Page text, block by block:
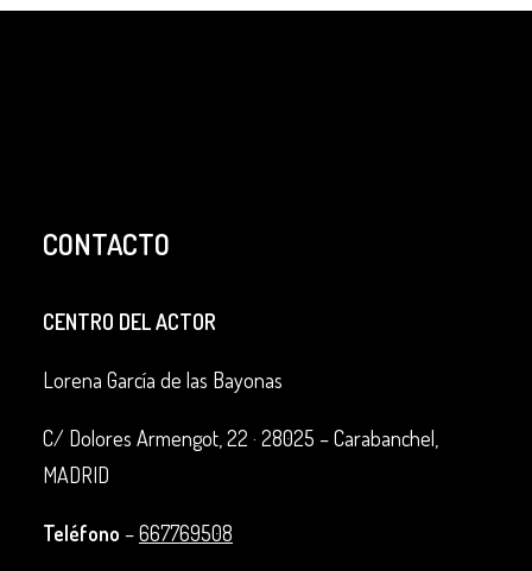
CONTACTO
CENTRO DEL ACTOR
Lorena García de las Bayonas
C/ Dolores Armengot, 22 · 28025 – Carabanchel,
MADRID
Teléfono –667769508